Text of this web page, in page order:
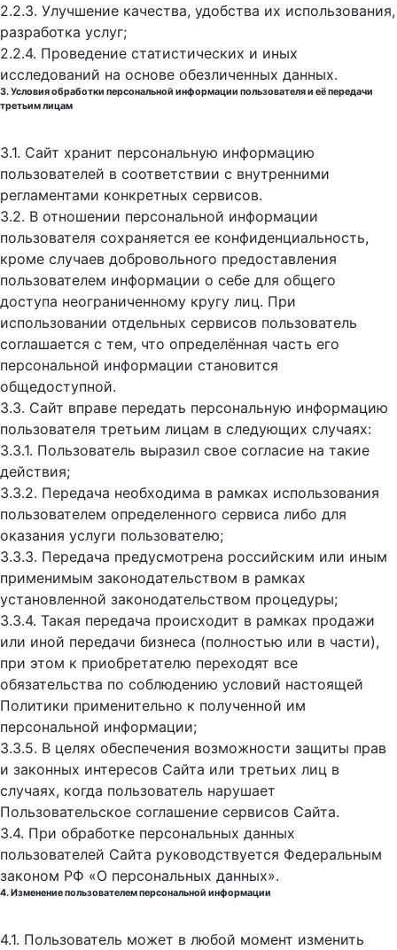
2.2.3. Улучшение качества, удобства их использования,
разработка услуг;
2.2.4. Проведение статистических и иных
исследований на основе обезличенных данных.
3. Условия обработки персональной информации пользователя и её передачи
третьим лицам
3.1. Сайт хранит персональную информацию
пользователей в соответствии с внутренними
регламентами конкретных сервисов.
3.2. В отношении персональной информации
пользователя сохраняется ее конфиденциальность,
кроме случаев добровольного предоставления
пользователем информации о себе для общего
доступа неограниченному кругу лиц. При
использовании отдельных сервисов пользователь
соглашается с тем, что определённая часть его
персональной информации становится
общедоступной.
3.3. Сайт вправе передать персональную информацию
пользователя третьим лицам в следующих случаях:
3.3.1. Пользователь выразил свое согласие на такие
действия;
3.3.2. Передача необходима в рамках использования
пользователем определенного сервиса либо для
оказания услуги пользователю;
3.3.3. Передача предусмотрена российским или иным
применимым законодательством в рамках
установленной законодательством процедуры;
3.3.4. Такая передача происходит в рамках продажи
или иной передачи бизнеса (полностью или в части),
при этом к приобретателю переходят все
обязательства по соблюдению условий настоящей
Политики применительно к полученной им
персональной информации;
3.3.5. В целях обеспечения возможности защиты прав
и законных интересов Сайта или третьих лиц в
случаях, когда пользователь нарушает
Пользовательское соглашение сервисов Сайта.
3.4. При обработке персональных данных
пользователей Сайта руководствуется Федеральным
законом РФ «О персональных данных».
4. Изменение пользователем персональной информации
4.1. Пользователь может в любой момент изменить